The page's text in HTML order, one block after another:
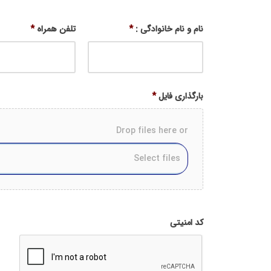
نام و نام خانوادگی : * تلفن همراه *
بارگذاری فایل*
Drop files here or
file
types:
pdf,
کد امنیتی